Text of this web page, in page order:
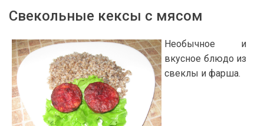
Свекольные кексы с мясом
Необычное и
вкусное блюдо из
свеклы и фарша.